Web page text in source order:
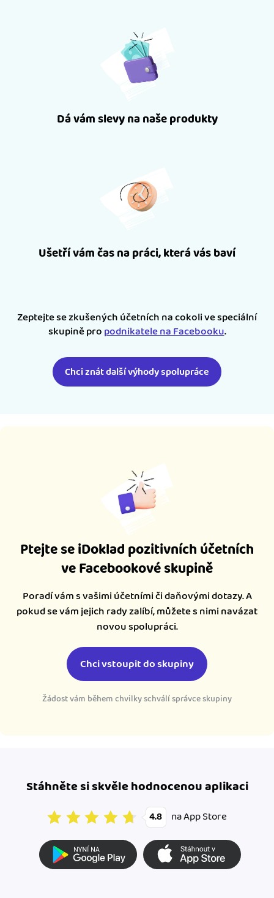
Dá vám slevy na naše produkty
Ušetří vám čas na práci, která vás baví
Zeptejte se zkušených účetních na cokoli ve speciální
skupině propodnikatele na Facebooku.
Chci znát další výhody spolupráce
Ptejte se iDoklad pozitivních účetních
ve Facebookové skupině
Poradí vám s vašimi účetními či daňovými dotazy. A
pokud se vám jejich rady zalíbí, můžete s nimi navázat
novou spolupráci.
Chci vstoupit do skupiny
Žádost vám během chvilky schválí správce skupiny
Stáhněte si skvěle hodnocenou aplikaci
4.8 na App Store